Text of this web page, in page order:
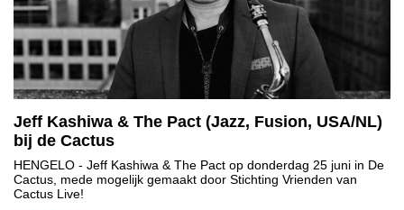
Jeff Kashiwa & The Pact (Jazz, Fusion, USA/NL)
bij de Cactus
HENGELO - Jeff Kashiwa & The Pact op donderdag 25 juni in De
Cactus, mede mogelijk gemaakt door Stichting Vrienden van
Cactus Live!